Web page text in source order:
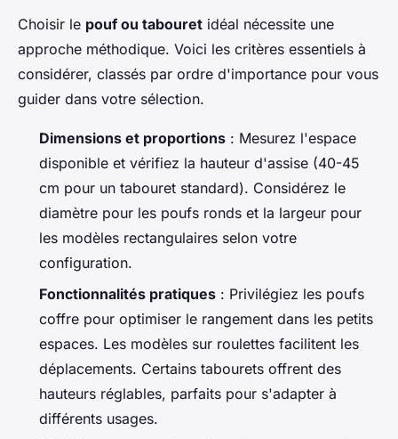
Choisir le pouf ou tabouret idéal nécessite une
approche méthodique. Voici les critères essentiels à
considérer, classés par ordre d'importance pour vous
guider dans votre sélection.
Dimensions et proportions : Mesurez l'espace
disponible et vérifiez la hauteur d'assise (40-45
cm pour un tabouret standard). Considérez le
diamètre pour les poufs ronds et la largeur pour
les modèles rectangulaires selon votre
configuration.
Fonctionnalités pratiques : Privilégiez les poufs
coffre pour optimiser le rangement dans les petits
espaces. Les modèles sur roulettes facilitent les
déplacements. Certains tabourets offrent des
hauteurs réglables, parfaits pour s'adapter à
différents usages.